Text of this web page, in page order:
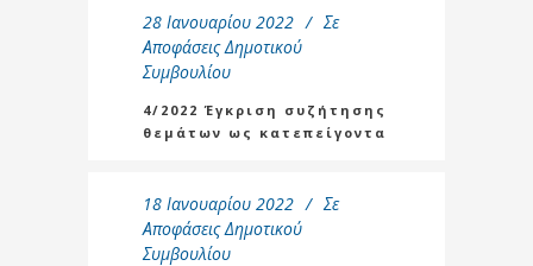
28 Ιανουαρίου 2022
Σε
Αποφάσεις Δημοτικού
Συμβουλίου
4/2022 Έγκριση συζήτησης
θεμάτων ως κατεπείγοντα
18 Ιανουαρίου 2022
Σε
Αποφάσεις Δημοτικού
Συμβουλίου